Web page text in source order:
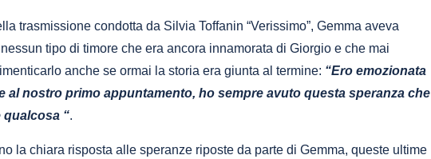
trasmissione condotta da Silvia Toffanin “Verissimo”, Gemma aveva
tipo di timore che era ancora innamorata di Giorgio e che mai
anche se ormai la storia era giunta al termine: “Ero emozionata
al nostro primo appuntamento, ho sempre avuto questa speranza che
qualcosa “.
la chiara risposta alle speranze riposte da parte di Gemma, queste ultime